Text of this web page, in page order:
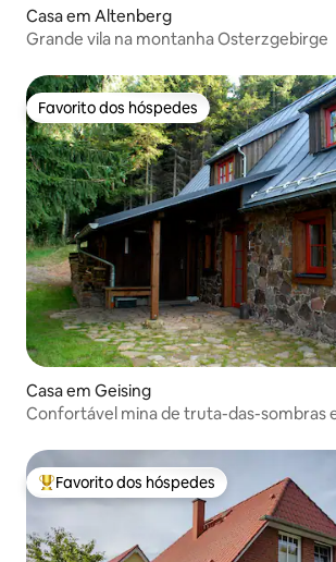
Casa em Altenberg
Grande vila na montanha Osterzgebirge
Favorito dos hóspedes
Favorito dos hóspedes
Casa em Geising
Confortável mina de truta-das-sombras
Favoritos dos hóspedes mais apreciados
Favorito dos hóspedes